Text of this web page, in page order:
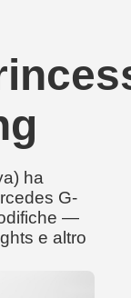
ha
G-
—
e altro